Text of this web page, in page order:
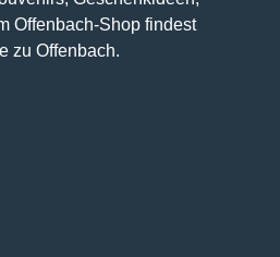
Offenbach-Shop findest
zu Offenbach.